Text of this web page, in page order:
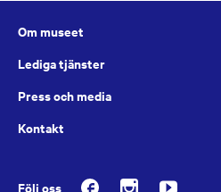
Om museet
Lediga tjänster
Press och media
Kontakt
Följ oss